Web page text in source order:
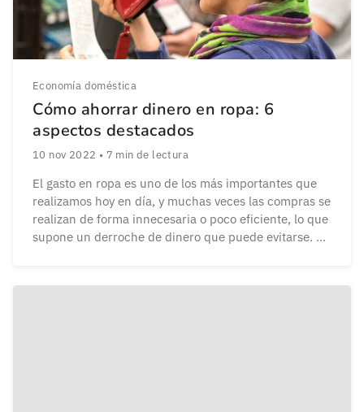
Economía doméstica
Cómo ahorrar dinero en ropa: 6
aspectos destacados
10 nov 2022 • 7 min de lectura
El gasto en ropa es uno de los más importantes que
realizamos hoy en día, y muchas veces las compras se
realizan de forma innecesaria o poco eficiente, lo que
supone un derroche de dinero que puede evitarse. En